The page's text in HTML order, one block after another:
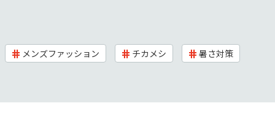
メンズファッション チカメシ 暑さ対策